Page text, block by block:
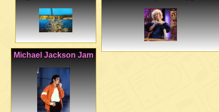
Michael Jackson Jam